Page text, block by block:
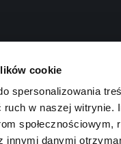
cookie
spersonalizowania
ruch w naszej
innymi danymi